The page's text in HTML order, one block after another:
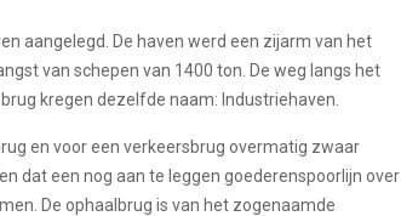
aangelegd. De haven werd een zijarm van het
van schepen van 1400 ton. De weg langs het
kregen dezelfde naam: Industriehaven.
en voor een verkeersbrug overmatig zwaar
dat een nog aan te leggen goederenspoorlijn over
De ophaalbrug is van het zogenaamde